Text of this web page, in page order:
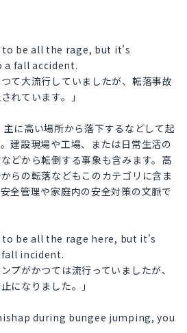
to be all the rage, but it's
fall accident.
て大流行していましたが、転落事故
れています。」
に高い場所から落下するなどして起
建設現場や工場、または日常生活の
どから転倒する事象も含みます。高
らの転落などもこのカテゴリに含ま
全管理や家庭内の安全対策の文脈で
be all the rage here, but it's
fall incident.
プがかつては流行っていましたが、
になりました。」
during bungee jumping, you